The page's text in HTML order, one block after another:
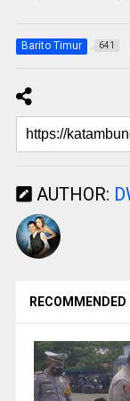
Barito Timur 641
AUTHOR:
RECOMMENDED